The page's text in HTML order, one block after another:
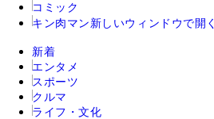
コミック
キン肉マン 新しいウィンドウで開く
新着
エンタメ
スポーツ
クルマ
ライフ・文化